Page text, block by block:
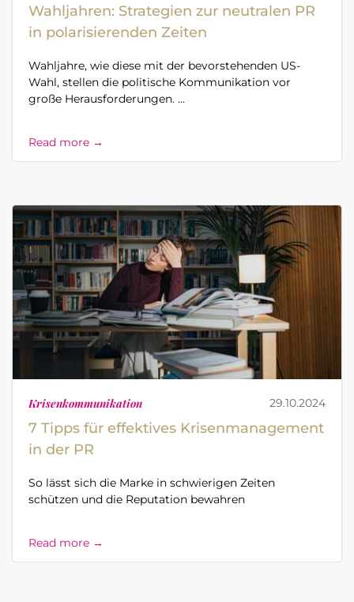
Wahljahren: Strategien zur neutralen PR
in polarisierenden Zeiten
Wahljahre, wie diese mit der bevorstehenden US-
Wahl, stellen die politische Kommunikation vor
große Herausforderungen. ...
Read more →
Krisenkommunikation 29.10.2024
7 Tipps für effektives Krisenmanagement
in der PR
So lässt sich die Marke in schwierigen Zeiten
schützen und die Reputation bewahren
Read more →